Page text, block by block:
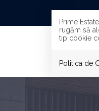
Prime
rugăm să
tip cookie
Politica de